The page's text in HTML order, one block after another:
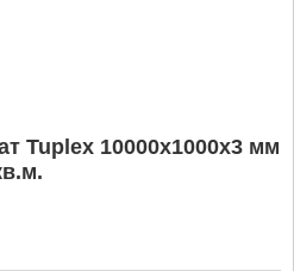
Tuplex 10000x1000x3 мм